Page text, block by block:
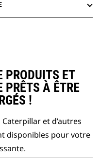
PRODUITS ET
PRÊTS À ÊTRE
!
et d’autres
disponibles pour votre